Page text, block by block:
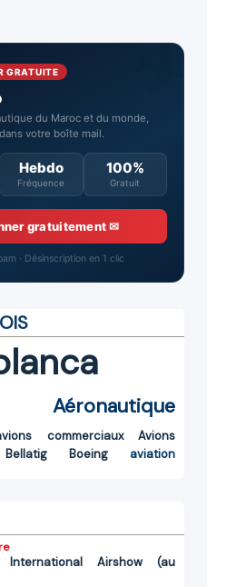
GRATUITE
du Maroc et du monde,
votre boîte mail.
Hebdo
Fréquence
100%
Gratuit
gratuitement ✉
· Désinscription en 1 clic
Aéronautique
commerciaux
Avions
Bellatig Boeing
aviation
International Airshow (au